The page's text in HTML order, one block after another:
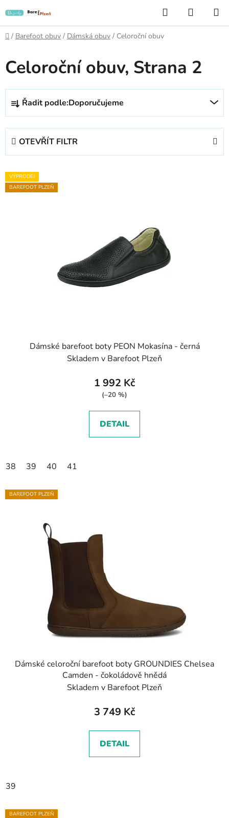
na
obsah
Hledat
KOŠÍK
Domů
/ Barefoot obuv / Dámská obuv / Celoroční obuv
Celoroční obuv, Strana 2
Ř
z
p
r
Řadit podle:Doporučujeme
OTEVŘÍT FILTR
V
ý
VÝPRODEJ
BAREFOOT PLZEŇ
Dámské barefoot boty PEON Mokasína - černá
Skladem v Barefoot Plzeň
1 992 Kč
(–20 %)
DETAIL
38 39 40 41
BAREFOOT PLZEŇ
Dámské celoroční barefoot boty GROUNDIES Chelsea
Camden - čokoládově hnědá
Skladem v Barefoot Plzeň
3 749 Kč
DETAIL
39
BAREFOOT PLZEŇ